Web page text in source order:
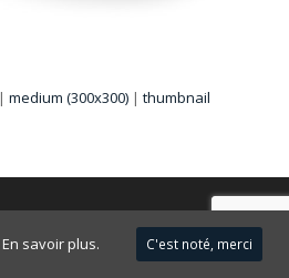
|medium (300x300) |thumbnail
En savoir plus. C'est noté, merci